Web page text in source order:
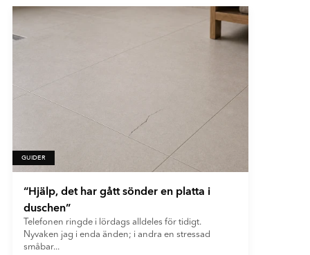
GUIDER
“Hjälp, det har gått sönder en platta i
duschen”
Telefonen ringde i lördags alldeles för tidigt.
Nyvaken jag i enda änden; i andra en stressad
småbar...